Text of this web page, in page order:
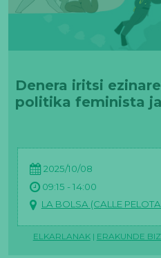
Denera iritsi
politika feminista
2025/10/08
09:15 - 14:00
LA BOLSA (CALLE
ELKARLANAK | ERAKUNDE